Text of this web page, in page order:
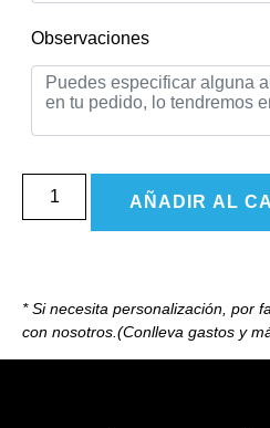
Observaciones
AÑADIR AL
* Si necesita personalización, por
con nosotros.(Conlleva gastos y